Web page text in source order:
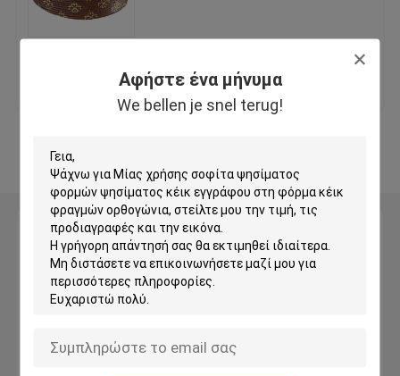
Αφήστε ένα μήνυμα
We bellen je snel terug!
Εμπορικό ταψί για Muffin
Ταψί για κέικ αλουμινίου
Εμπορικά είδη αρτοποιίας
Καροτσάκι δίσκων ψησίματος
Καλύτερη τιμή επαφή
Αφήστε ένα μήνυμα
We bellen je snel terug!